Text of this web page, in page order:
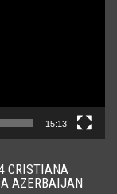
15:13
CRISTIANA
AZERBAIJAN